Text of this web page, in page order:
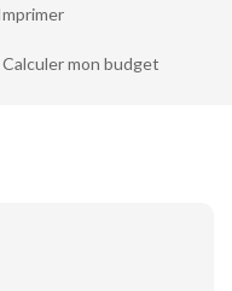
Calculer mon budget